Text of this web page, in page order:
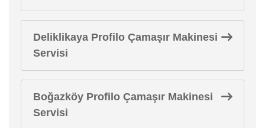
Deliklikaya Profilo Çamaşır Makinesi
Servisi
Boğazköy Profilo Çamaşır Makinesi
Servisi